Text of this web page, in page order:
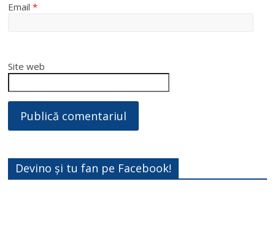
Email*
Site web
Devino și tu fan pe Facebook!